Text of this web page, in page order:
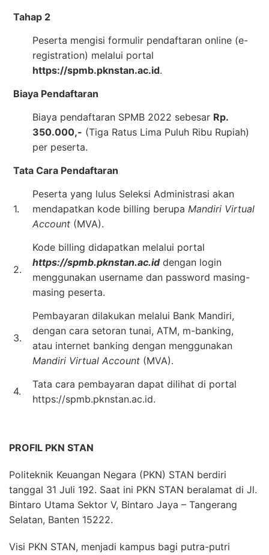
Tahap 2
Peserta mengisi formulir pendaftaran online (e-
registration) melalui portal
https://spmb.pknstan.ac.id.
Biaya Pendaftaran
Biaya pendaftaran SPMB 2022 sebesar Rp.
350.000,- (Tiga Ratus Lima Puluh Ribu Rupiah)
per peserta.
Tata Cara Pendaftaran
1.
Peserta yang lulus Seleksi Administrasi akan
mendapatkan kode billing berupa Mandiri Virtual
Account (MVA).
2.
Kode billing didapatkan melalui portal
https://spmb.pknstan.ac.iddengan login
menggunakan username dan password masing-
masing peserta.
3.
Pembayaran dilakukan melalui Bank Mandiri,
dengan cara setoran tunai, ATM, m-banking,
atau internet banking dengan menggunakan
Mandiri Virtual Account (MVA).
4.
Tata cara pembayaran dapat dilihat di portal
https://spmb.pknstan.ac.id.
PROFIL PKN STAN
Politeknik Keuangan Negara (PKN) STAN berdiri
tanggal 31 Juli 192. Saat ini PKN STAN beralamat di Jl.
Bintaro Utama Sektor V, Bintaro Jaya – Tangerang
Selatan, Banten 15222.
Visi PKN STAN, menjadi kampus bagi putra-putri